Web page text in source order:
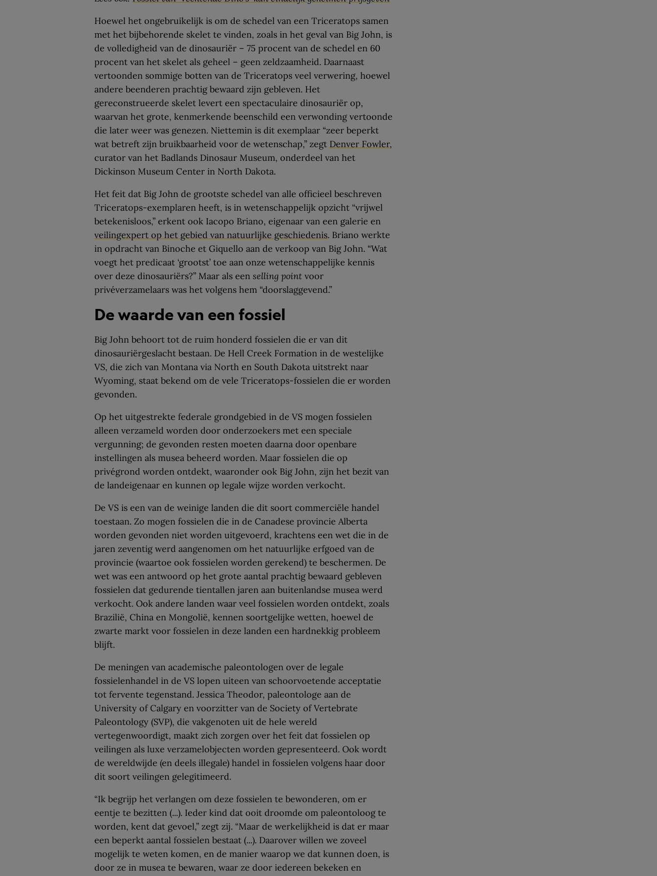
Hoewel het ongebruikelijk is om de schedel van een Triceratops samen
met het bijbehorende skelet te vinden, zoals in het geval van Big John, is
de volledigheid van de dinosauriër – 75 procent van de schedel en 60
procent van het skelet als geheel – geen zeldzaamheid. Daarnaast
vertoonden sommige botten van de Triceratops veel verwering, hoewel
andere beenderen prachtig bewaard zijn gebleven. Het
gereconstrueerde skelet levert een spectaculaire dinosauriër op,
waarvan het grote, kenmerkende beenschild een verwonding vertoonde
die later weer was genezen. Niettemin is dit exemplaar “zeer beperkt
wat betreft zijn bruikbaarheid voor de wetenschap,” zegt Denver Fowler,
curator van het Badlands Dinosaur Museum, onderdeel van het
Dickinson Museum Center in North Dakota.
Het feit dat Big John de grootste schedel van alle officieel beschreven
Triceratops-exemplaren heeft, is in wetenschappelijk opzicht “vrijwel
betekenisloos,” erkent ook Iacopo Briano, eigenaar van een galerie en
veilingexpert op het gebied van natuurlijke geschiedenis. Briano werkte
in opdracht van Binoche et Giquello aan de verkoop van Big John. “Wat
voegt het predicaat ‘grootst’ toe aan onze wetenschappelijke kennis
over deze dinosauriërs?” Maar als een selling point voor
privéverzamelaars was het volgens hem “doorslaggevend.”
De waarde van een fossiel
Big John behoort tot de ruim honderd fossielen die er van dit
dinosauriërgeslacht bestaan. De Hell Creek Formation in de westelijke
VS, die zich van Montana via North en South Dakota uitstrekt naar
Wyoming, staat bekend om de vele Triceratops-fossielen die er worden
gevonden.
Op het uitgestrekte federale grondgebied in de VS mogen fossielen
alleen verzameld worden door onderzoekers met een speciale
vergunning; de gevonden resten moeten daarna door openbare
instellingen als musea beheerd worden. Maar fossielen die op
privégrond worden ontdekt, waaronder ook Big John, zijn het bezit van
de landeigenaar en kunnen op legale wijze worden verkocht.
De VS is een van de weinige landen die dit soort commerciële handel
toestaan. Zo mogen fossielen die in de Canadese provincie Alberta
worden gevonden niet worden uitgevoerd, krachtens een wet die in de
jaren zeventig werd aangenomen om het natuurlijke erfgoed van de
provincie (waartoe ook fossielen worden gerekend) te beschermen. De
wet was een antwoord op het grote aantal prachtig bewaard gebleven
fossielen dat gedurende tientallen jaren aan buitenlandse musea werd
verkocht. Ook andere landen waar veel fossielen worden ontdekt, zoals
Brazilië, China en Mongolië, kennen soortgelijke wetten, hoewel de
zwarte markt voor fossielen in deze landen een hardnekkig probleem
blijft.
De meningen van academische paleontologen over de legale
fossielenhandel in de VS lopen uiteen van schoorvoetende acceptatie
tot fervente tegenstand. Jessica Theodor, paleontologe aan de
University of Calgary en voorzitter van de Society of Vertebrate
Paleontology (SVP), die vakgenoten uit de hele wereld
vertegenwoordigt, maakt zich zorgen over het feit dat fossielen op
veilingen als luxe verzamelobjecten worden gepresenteerd. Ook wordt
de wereldwijde (en deels illegale) handel in fossielen volgens haar door
dit soort veilingen gelegitimeerd.
“Ik begrijp het verlangen om deze fossielen te bewonderen, om er
eentje te bezitten (...). Ieder kind dat ooit droomde om paleontoloog te
worden, kent dat gevoel,” zegt zij. “Maar de werkelijkheid is dat er maar
een beperkt aantal fossielen bestaat (...). Daarover willen we zoveel
mogelijk te weten komen, en de manier waarop we dat kunnen doen, is
door ze in musea te bewaren, waar ze door iedereen bekeken en